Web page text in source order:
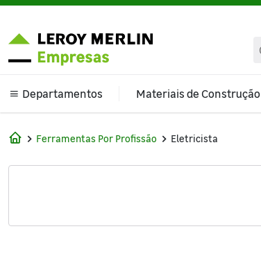
text.skipToContent
text.skipToNavigation
Departamentos
Climatização e Ventilação
Banheiro
Cozinha e Área de Serviço
Materiais de Construção
Ferramentas Por Profissão Eletricista